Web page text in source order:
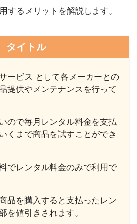
するメリットを解説します。
タイトル
ービス として各メーカーとの
提供やメンテナンスを行って
ので毎月レンタル料金を支払
くまで商品を試すことができ
でレンタル料金のみで利用で
品を購入すると支払ったレン
を値引きされます。